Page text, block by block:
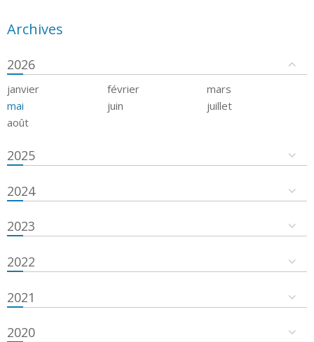
Archives
2026
janvier février
mars
mai
juin
juillet
août
2025
2024
2023
2022
2021
2020